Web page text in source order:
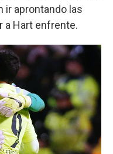
ir aprontando las
a Hart enfrente.